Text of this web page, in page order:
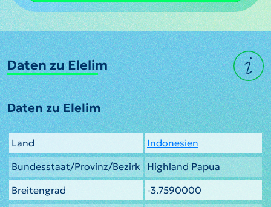
Daten zu Elelim
Daten zu Elelim
Land
Indonesien
Bundesstaat/Provinz/Bezirk
Highland Papua
Breitengrad
-3.7590000